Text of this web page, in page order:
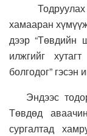
Тодруулах
хамааран
дээр “Төвдийн
илжгийг
болгодог” гэсэн
Эндээс
Төвдөд
сургалтад